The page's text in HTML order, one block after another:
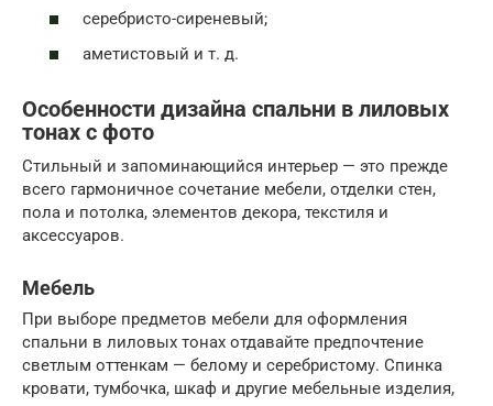
серебристо-сиреневый;
аметистовый и т. д.
Особенности дизайна спальни в лиловых
тонах с фото
Стильный и запоминающийся интерьер — это прежде
всего гармоничное сочетание мебели, отделки стен,
пола и потолка, элементов декора, текстиля и
аксессуаров.
Мебель
При выборе предметов мебели для оформления
спальни в лиловых тонах отдавайте предпочтение
светлым оттенкам — белому и серебристому. Спинка
кровати, тумбочка, шкаф и другие мебельные изделия,